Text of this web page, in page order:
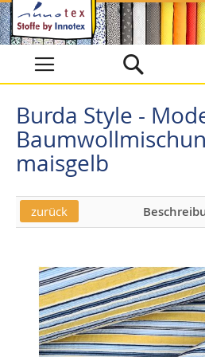
Direkt
zum
Inhalt
Burda Style -
maisgelb
zurück
images
beginning
images